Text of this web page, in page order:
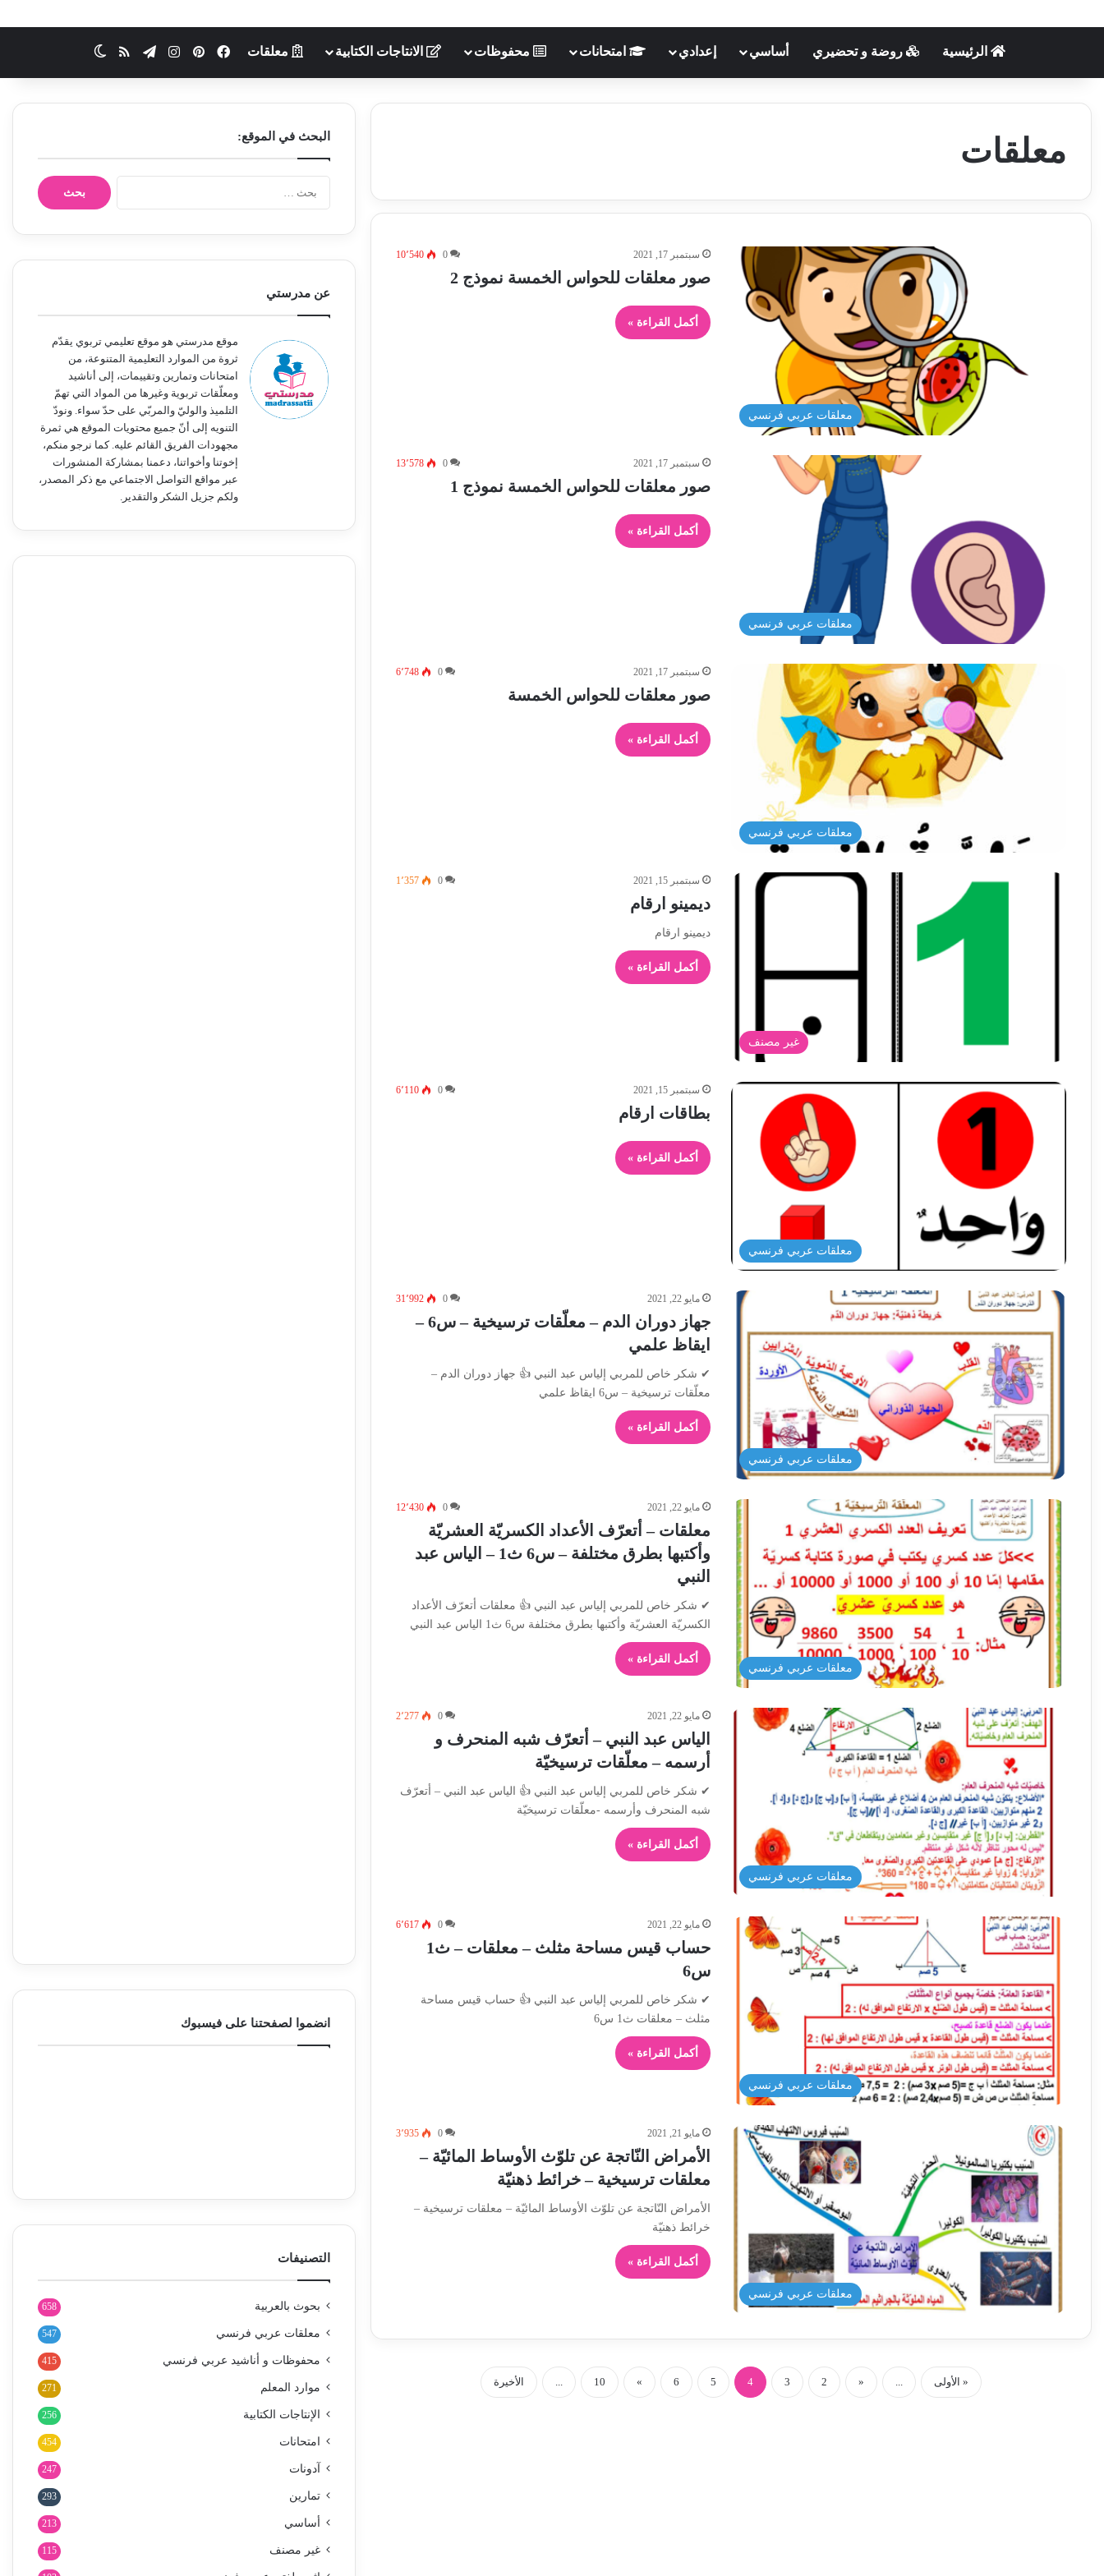
الرئيسية روضة و تحضيري أساسي إعدادي امتحانات محفوظات الانتاجات الكتابية معلقات فيسبوكبينتيريستانستقرامتيلقرامملخص الموقع RSS
معلقات
معلقات عربي فرنسي
سبتمبر 17, 2021 0 10٬540
صور معلقات للحواس الخمسة نموذج 2
أكمل القراءة »
معلقات عربي فرنسي
سبتمبر 17, 2021 0 13٬578
صور معلقات للحواس الخمسة نموذج 1
أكمل القراءة »
معلقات عربي فرنسي
سبتمبر 17, 2021 0 6٬748
صور معلقات للحواس الخمسة
أكمل القراءة »
غير مصنف
سبتمبر 15, 2021 0 1٬357
ديمينو ارقام
ديمينو ارقام
أكمل القراءة »
معلقات عربي فرنسي
سبتمبر 15, 2021 0 6٬110
بطاقات ارقام
أكمل القراءة »
معلقات عربي فرنسي
مايو 22, 2021 0 31٬992
جهاز دوران الدم – معلّقات ترسيخية – س6 –
ايقاظ علمي
✔ شكر خاص للمربي إلياس عبد النبي 👍 جهاز دوران الدم –
معلّقات ترسيخية – س6 ايقاظ علمي
أكمل القراءة »
معلقات عربي فرنسي
مايو 22, 2021 0 12٬430
معلقات – أتعرّف الأعداد الكسريّة العشريّة
وأكتبها بطرق مختلفة – س6 ث1 – الياس عبد
النبي
✔ شكر خاص للمربي إلياس عبد النبي 👍 معلقات أتعرّف الأعداد
الكسريّة العشريّة وأكتبها بطرق مختلفة س6 ث1 الياس عبد النبي
أكمل القراءة »
معلقات عربي فرنسي
مايو 22, 2021 0 2٬277
الياس عبد النبي – أتعرّف شبه المنحرف و
أرسمه – معلّقات ترسيخيّة
✔ شكر خاص للمربي إلياس عبد النبي 👍 الياس عبد النبي – أتعرّف
شبه المنحرف وأرسمه -معلّقات ترسيخيّة
أكمل القراءة »
معلقات عربي فرنسي
مايو 22, 2021 0 6٬617
حساب قيس مساحة مثلث – معلقات – ث1
س6
✔ شكر خاص للمربي إلياس عبد النبي 👍 حساب قيس مساحة
مثلث – معلقات ث1 س6
أكمل القراءة »
معلقات عربي فرنسي
مايو 21, 2021 0 3٬935
الأمراض النّاتجة عن تلوّث الأوساط المائيّة –
معلقات ترسيخية – خرائط ذهنيّة
الأمراض النّاتجة عن تلوّث الأوساط المائيّة – معلقات ترسيخية –
خرائط ذهنيّة
أكمل القراءة »
« الأولى ...
«
2
3
4
5
6
»
10
... الأخيرة
البحث في الموقع:
ح
عن مدرستي
موقع مدرستي هو موقع تعليمي تربوي يقدّم
ثروة من الموارد التعليمية المتنوعة، من
امتحانات وتمارين وتقييمات، إلى أناشيد
ومعلّقات تربوية وغيرها من المواد التي تهمّ
التلميذ والوليّ والمربّي على حدّ سواء. ونودّ
التنويه إلى أنّ جميع محتويات الموقع هي ثمرة
مجهودات الفريق القائم عليه. كما نرجو منكم،
إخوتنا وأخواتنا، دعمنا بمشاركة المنشورات
عبر مواقع التواصل الاجتماعي مع ذكر المصدر،
ولكم جزيل الشكر والتقدير.
انضموا لصفحتنا على فيسبوك
التصنيفات
بحوث بالعربية 658
معلقات عربي فرنسي 547
محفوظات و أناشيد عربي فرنسي 415
موارد المعلم 271
الإنتاجات الكتابية 256
امتحانات 454
آدونات 247
تمارين 293
أساسي 213
غير مصنف 115